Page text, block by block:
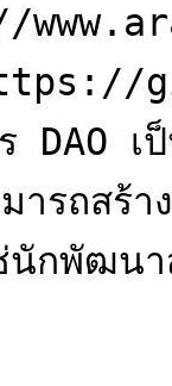
DAO
รถสร้า
กพัฒนา